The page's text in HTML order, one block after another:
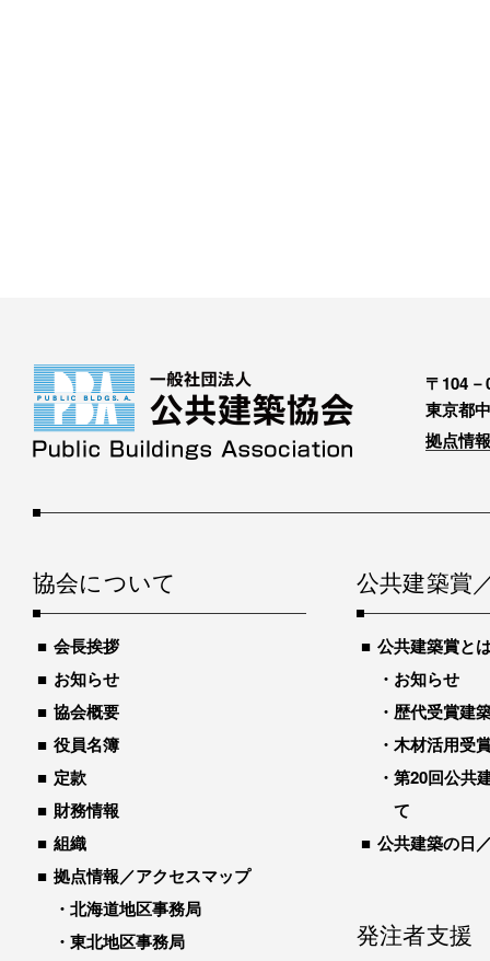
〒104－
東京都
拠点情
協会について
会長挨拶
お知らせ
協会概要
役員名簿
定款
財務情報
組織
拠点情報／アクセスマップ
北海道地区事務局
東北地区事務局
公共建築賞
公共建築賞と
お知らせ
歴代受賞建
木材活用受
第20回公共
て
公共建築の日
発注者支援